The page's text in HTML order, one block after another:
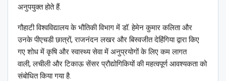
अनुपयुक्त होते हैं.
गौहाटी विश्वविद्यालय के भौतिकी विभाग में डॉ. हेमेन कुमार कलिता और
उनके पीएचडी छात्रों, राजनंदन लखर और बिस्वजीत देहिंगिया द्वारा किए
गए शोध में कृषि और स्वास्थ्य सेवा में अनुप्रयोगों के लिए कम लागत
वाली, लचीली और टिकाऊ सेंसर प्रौद्योगिकियों की महत्वपूर्ण आवश्यकता को
संबोधित किया गया है.